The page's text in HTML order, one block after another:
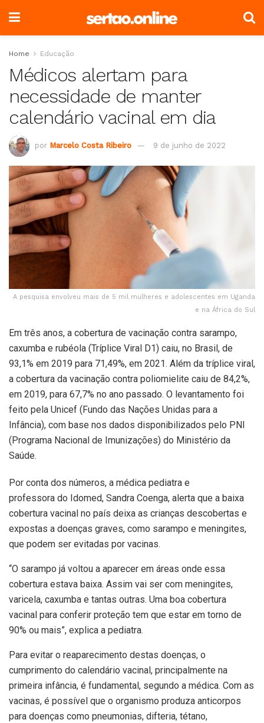
Home Educação
Médicos alertam para
necessidade de manter
calendário vacinal em dia
por Marcelo Costa Ribeiro 9 de junho de 2022
A pesquisa envolveu mais de 5 mil mulheres e adolescentes em Uganda
e na África do Sul
Em três anos, a cobertura de vacinação contra sarampo,
caxumba e rubéola (Tríplice Viral D1) caiu, no Brasil, de
93,1% em 2019 para 71,49%, em 2021. Além da tríplice viral,
a cobertura da vacinação contra poliomielite caiu de 84,2%,
em 2019, para 67,7% no ano passado. O levantamento foi
feito pela Unicef (Fundo das Nações Unidas para a
Infância), com base nos dados disponibilizados pelo PNI
(Programa Nacional de Imunizações) do Ministério da
Saúde.
Por conta dos números, a médica pediatra e
professora do Idomed, Sandra Coenga, alerta que a baixa
cobertura vacinal no país deixa as crianças descobertas e
expostas a doenças graves, como sarampo e meningites,
que podem ser evitadas por vacinas.
“O sarampo já voltou a aparecer em áreas onde essa
cobertura estava baixa. Assim vai ser com meningites,
varicela, caxumba e tantas outras. Uma boa cobertura
vacinal para conferir proteção tem que estar em torno de
90% ou mais”, explica a pediatra.
Para evitar o reaparecimento destas doenças, o
cumprimento do calendário vacinal, principalmente na
primeira infância, é fundamental, segundo a médica. Com as
vacinas, é possível que o organismo produza anticorpos
para doenças como pneumonias, difteria, tétano,